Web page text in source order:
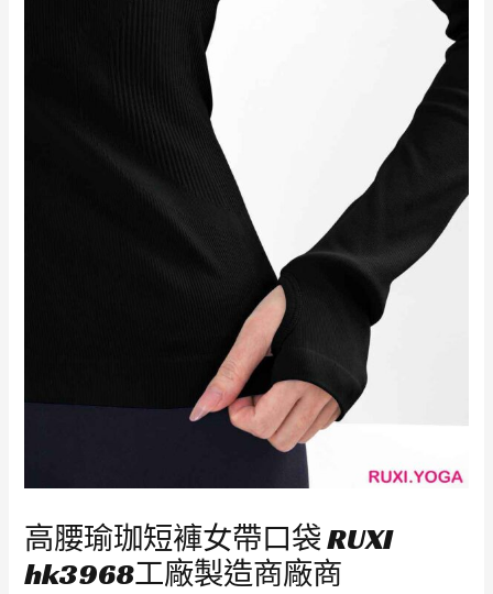
高腰瑜珈短褲女帶口袋 RUXI
hk3968工廠製造商廠商